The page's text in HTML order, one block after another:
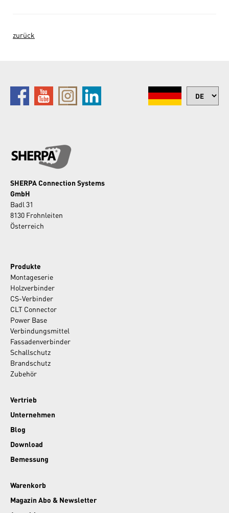
zurück
SHERPA Connection Systems
GmbH
Badl 31
8130 Frohnleiten
Österreich
Produkte
Montageserie
Holzverbinder
CS-Verbinder
CLT Connector
Power Base
Verbindungsmittel
Fassadenverbinder
Schallschutz
Brandschutz
Zubehör
Vertrieb
Unternehmen
Blog
Download
Bemessung
Warenkorb
Magazin Abo & Newsletter